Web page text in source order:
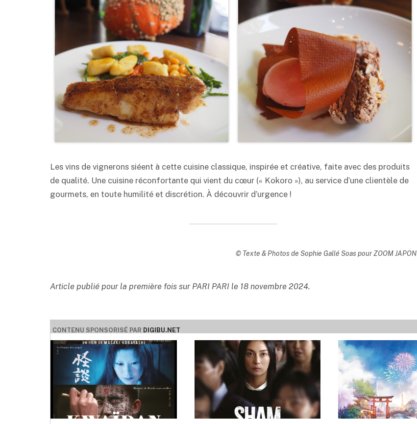
Les vins de vignerons siéent à cette cuisine classique, inspirée et créative, faite avec des produits
de qualité. Une cuisine réconfortante qui vient du cœur (« Kokoro »), au service d’une clientèle de
gourmets, en toute humilité et discrétion. À découvrir d’urgence !
© Texte & Photos de Sophie Gallé Soas pour ZOOM JAPON
Article publié pour la première fois sur PARI PARI le 18 novembre 2024.
CONTENU SPONSORISÉ PAR DIGIBU.NET